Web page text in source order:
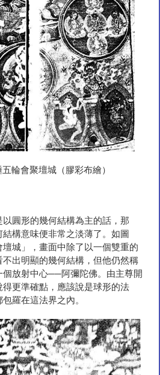
輪會聚壇城（膠彩布繪）
圓形的幾何結構為主的話，那
構意味便非常之淡薄了。如圖
城」，畫面中除了以一個雙重的
出明顯的幾何結構，但他仍然稱
個放射中心──阿彌陀佛。由主尊開
更準確點，應該說是球形的法
羅在這法界之內。